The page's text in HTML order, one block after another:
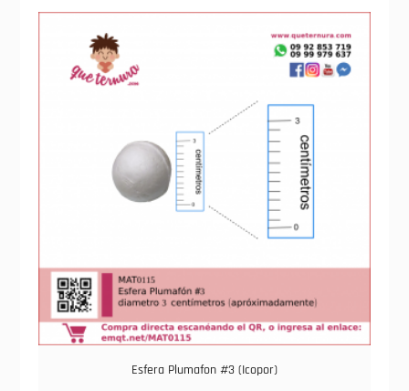
Esfera Plumafon #3 (Icopor)